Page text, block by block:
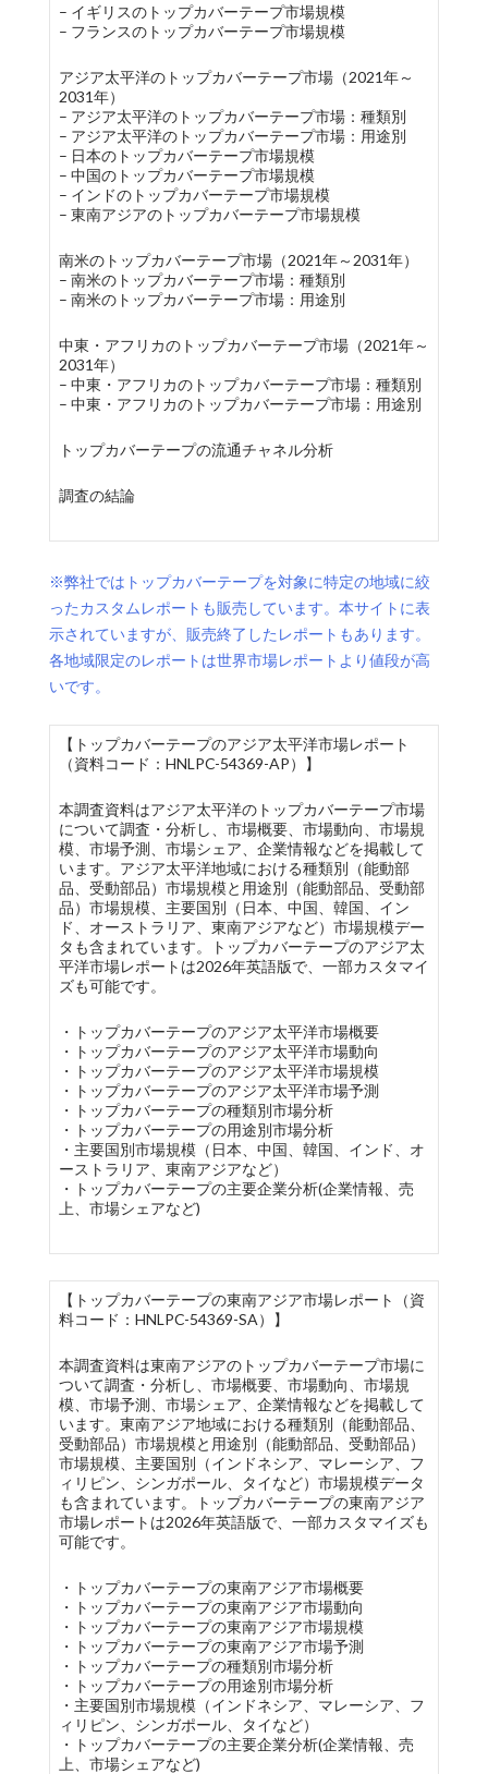
– イギリスのトップカバーテープ市場規模
– フランスのトップカバーテープ市場規模
アジア太平洋のトップカバーテープ市場（2021年～
2031年）
– アジア太平洋のトップカバーテープ市場：種類別
– アジア太平洋のトップカバーテープ市場：用途別
– 日本のトップカバーテープ市場規模
– 中国のトップカバーテープ市場規模
– インドのトップカバーテープ市場規模
– 東南アジアのトップカバーテープ市場規模
南米のトップカバーテープ市場（2021年～2031年）
– 南米のトップカバーテープ市場：種類別
– 南米のトップカバーテープ市場：用途別
中東・アフリカのトップカバーテープ市場（2021年～
2031年）
– 中東・アフリカのトップカバーテープ市場：種類別
– 中東・アフリカのトップカバーテープ市場：用途別
トップカバーテープの流通チャネル分析
調査の結論
※弊社ではトップカバーテープを対象に特定の地域に絞
ったカスタムレポートも販売しています。本サイトに表
示されていますが、販売終了したレポートもあります。
各地域限定のレポートは世界市場レポートより値段が高
いです。
【トップカバーテープのアジア太平洋市場レポート
（資料コード：HNLPC-54369-AP）】
本調査資料はアジア太平洋のトップカバーテープ市場
について調査・分析し、市場概要、市場動向、市場規
模、市場予測、市場シェア、企業情報などを掲載して
います。アジア太平洋地域における種類別（能動部
品、受動部品）市場規模と用途別（能動部品、受動部
品）市場規模、主要国別（日本、中国、韓国、イン
ド、オーストラリア、東南アジアなど）市場規模デー
タも含まれています。トップカバーテープのアジア太
平洋市場レポートは2026年英語版で、一部カスタマイ
ズも可能です。
・トップカバーテープのアジア太平洋市場概要
・トップカバーテープのアジア太平洋市場動向
・トップカバーテープのアジア太平洋市場規模
・トップカバーテープのアジア太平洋市場予測
・トップカバーテープの種類別市場分析
・トップカバーテープの用途別市場分析
・主要国別市場規模（日本、中国、韓国、インド、オ
ーストラリア、東南アジアなど）
・トップカバーテープの主要企業分析(企業情報、売
上、市場シェアなど)
【トップカバーテープの東南アジア市場レポート（資
料コード：HNLPC-54369-SA）】
本調査資料は東南アジアのトップカバーテープ市場に
ついて調査・分析し、市場概要、市場動向、市場規
模、市場予測、市場シェア、企業情報などを掲載して
います。東南アジア地域における種類別（能動部品、
受動部品）市場規模と用途別（能動部品、受動部品）
市場規模、主要国別（インドネシア、マレーシア、フ
ィリピン、シンガポール、タイなど）市場規模データ
も含まれています。トップカバーテープの東南アジア
市場レポートは2026年英語版で、一部カスタマイズも
可能です。
・トップカバーテープの東南アジア市場概要
・トップカバーテープの東南アジア市場動向
・トップカバーテープの東南アジア市場規模
・トップカバーテープの東南アジア市場予測
・トップカバーテープの種類別市場分析
・トップカバーテープの用途別市場分析
・主要国別市場規模（インドネシア、マレーシア、フ
ィリピン、シンガポール、タイなど）
・トップカバーテープの主要企業分析(企業情報、売
上、市場シェアなど)